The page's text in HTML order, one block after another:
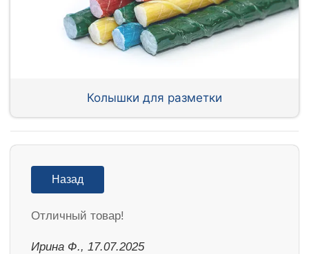
Колышки для разметки
Назад
Отличный товар!
Ирина Ф., 17.07.2025